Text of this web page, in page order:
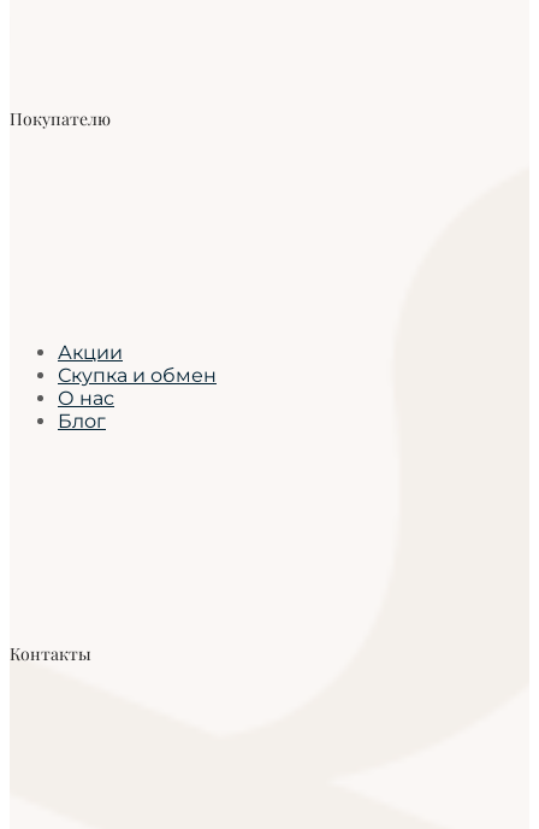
Покупателю
Акции
Скупка и обмен
О нас
Блог
Контакты